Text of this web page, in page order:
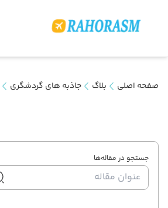
صفحه اصلی بلاگ جاذبه های گردشگری
جستجو در مقاله‌ها